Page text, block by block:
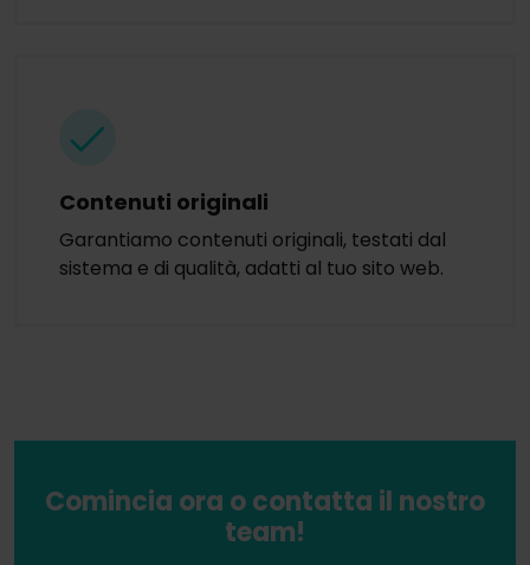
Contenuti originali
Garantiamo contenuti originali, testati dal
sistema e di qualità, adatti al tuo sito web.
Comincia ora o contatta il nostro
team!